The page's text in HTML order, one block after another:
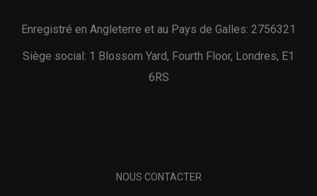
Enregistré en Angleterre et au Pays de Galles: 2756321
Siège social: 1 Blossom Yard, Fourth Floor, Londres, E1
6RS
NOUS CONTACTER